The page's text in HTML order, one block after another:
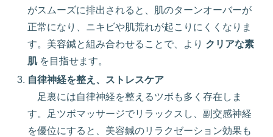
がスムーズに排出されると、肌のターンオーバーが
正常になり、ニキビや肌荒れが起こりにくくなりま
す。美容鍼と組み合わせることで、より クリアな素
肌を目指せます。
自律神経を整え、ストレスケア
足裏には自律神経を整えるツボも多く存在しま
す。足ツボマッサージでリラックスし、副交感神経
を優位にすると、美容鍼のリラクゼーション効果も